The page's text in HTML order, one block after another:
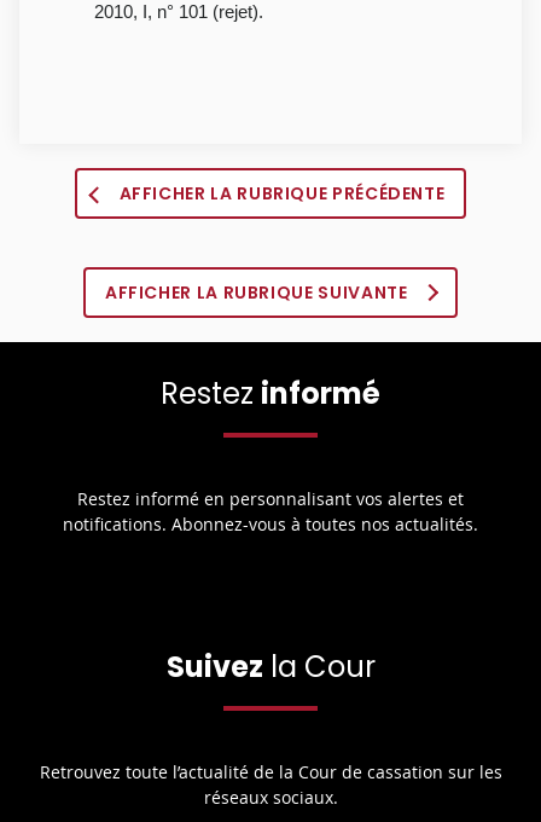
2010, I, n° 101 (rejet).
AFFICHER LA RUBRIQUE PRÉCÉDENTE
AFFICHER LA RUBRIQUE SUIVANTE
Restez informé
Restez informé en personnalisant vos alertes et
notifications. Abonnez-vous à toutes nos actualités.
Suivez la Cour
Retrouvez toute l’actualité de la Cour de cassation sur les
réseaux sociaux.